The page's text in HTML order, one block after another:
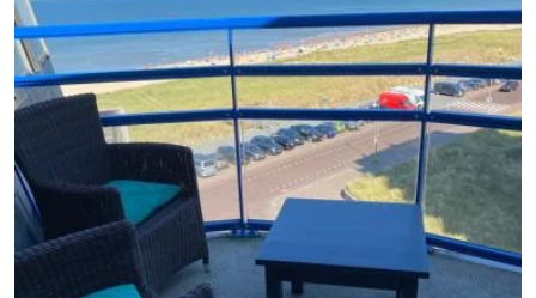
Holland
-
Leiden
Bollenstreek
-
Natuur
Hollands
-
Noordwijk
-